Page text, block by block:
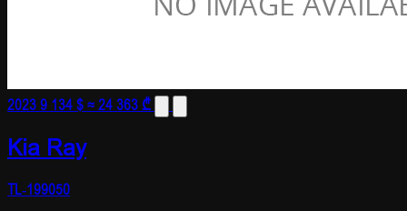
20239 134 $≈ 24 363 ₾
Kia Ray
TL-199050